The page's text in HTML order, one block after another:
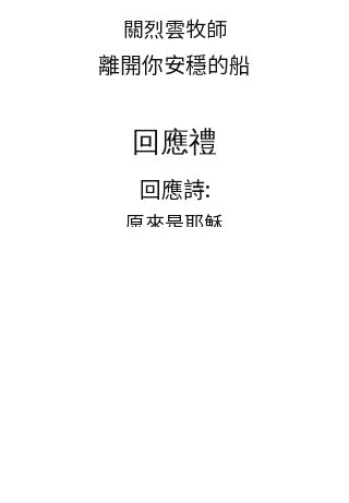
關烈雲牧師
離開你安穩的船
回應禮
回應詩:
原來是耶穌